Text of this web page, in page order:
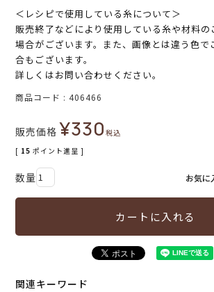
＜レシピで使用している糸について＞
販売終了などにより使用している糸や材料の
場合がございます。また、画像とは違う色で
合もございます。
詳しくはお問い合わせください。
商品コード 406466
販売価格 ¥330税込
[ 15 ポイント進呈 ]
お気に
カートに入れる
関連キーワード